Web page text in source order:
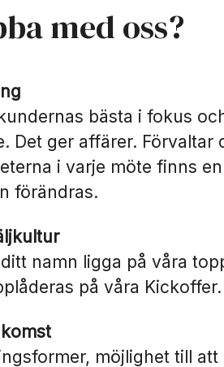
med oss?
bästa i fokus
Det ger affärer. Förvaltar
i varje möte finns
förändras.
namn ligga på våra
på våra Kickoffer.
möjlighet till att